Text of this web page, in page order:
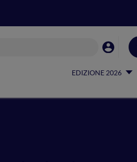
EDIZIONE 2026